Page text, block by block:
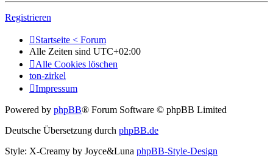
Registrieren
Startseite < Forum
Alle Zeiten sind UTC+02:00
Alle Cookies löschen
ton-zirkel
Impressum
Powered by phpBB® Forum Software © phpBB Limited
Deutsche Übersetzung durch phpBB.de
Style: X-Creamy by Joyce&Luna phpBB-Style-Design